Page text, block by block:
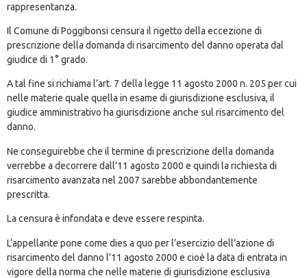
rappresentanza.
Il Comune di Poggibonsi censura il rigetto della eccezione di
prescrizione della domanda di risarcimento del danno operata dal
giudice di 1° grado.
A tal fine si richiama l’art. 7 della legge 11 agosto 2000 n. 205 per cui
nelle materie quale quella in esame di giurisdizione esclusiva, il
giudice amministrativo ha giurisdizione anche sul risarcimento del
danno.
Ne conseguirebbe che il termine di prescrizione della domanda
verrebbe a decorrere dall’11 agosto 2000 e quindi la richiesta di
risarcimento avanzata nel 2007 sarebbe abbondantemente
prescritta.
La censura è infondata e deve essere respinta.
L’appellante pone come dies a quo per l’esercizio dell’azione di
risarcimento del danno l’11 agosto 2000 e cioè la data di entrata in
vigore della norma che nelle materie di giurisdizione esclusiva